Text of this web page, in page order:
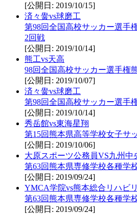
[公開日: 2019/10/15]
済々黌vs球磨工
第98回全国高校サッカー選手
2回戦
[公開日: 2019/10/14]
熊工vs天高
98回全国高校サッカー選手権
[公開日: 2019/10/07]
済々黌vs球磨工
第98回全国高校サッカー選手
[公開日: 2019/10/14]
秀岳館vs東海星翔
第15回熊本県高等学校女子サ
[公開日: 2019/10/06]
大原スポーツ公務員VS九州中
第63回熊本県専修学校各種学
[公開日: 2019/09/24]
YMCA学院vs熊本総合リハビ
第63回熊本県専修学校各種学
[公開日: 2019/09/24]